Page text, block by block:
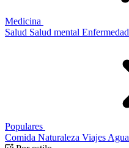
Medicina
Salud Salud mental Enfermedad
Populares
Comida Naturaleza Viajes Agua